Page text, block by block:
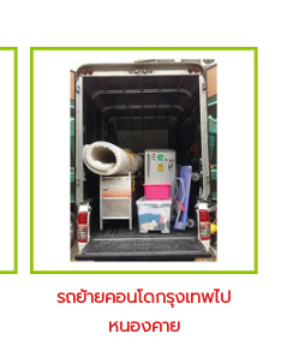
รถย้ายคอนโดกรุงเทพไป
หนองคาย